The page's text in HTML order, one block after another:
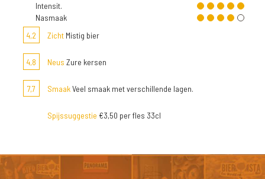
Intensit.
Nasmaak
4,2
Zicht Mistig bier
4,8 Neus Zure kersen
7,7 SmaakVeel smaak met verschillende lagen.
Spijssuggestie €3,50 per fles 33cl